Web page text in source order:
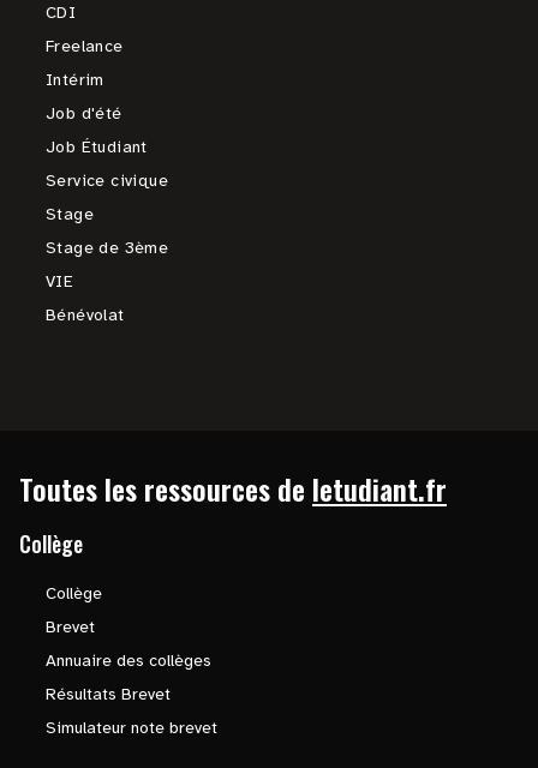
CDI
Freelance
Intérim
Job d'été
Job Étudiant
Service civique
Stage
Stage de 3ème
VIE
Bénévolat
Toutes les ressources de letudiant.fr
Collège
Collège
Brevet
Annuaire des collèges
Résultats Brevet
Simulateur note brevet